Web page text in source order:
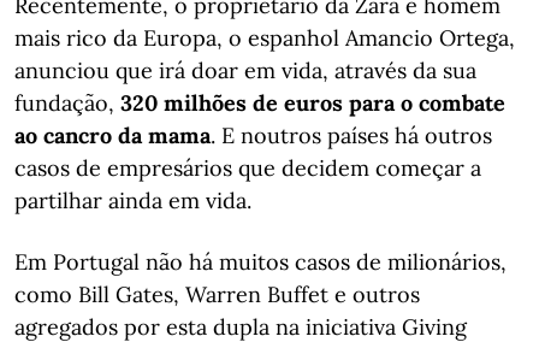
mais rico da Europa, o espanhol Amancio Ortega,
anunciou que irá doar em vida, através da sua
fundação, 320 milhões de euros para o combate
ao cancro da mama. E noutros países há outros
casos de empresários que decidem começar a
partilhar ainda em vida.
Em Portugal não há muitos casos de milionários,
como Bill Gates, Warren Buffet e outros
agregados por esta dupla na iniciativa Giving